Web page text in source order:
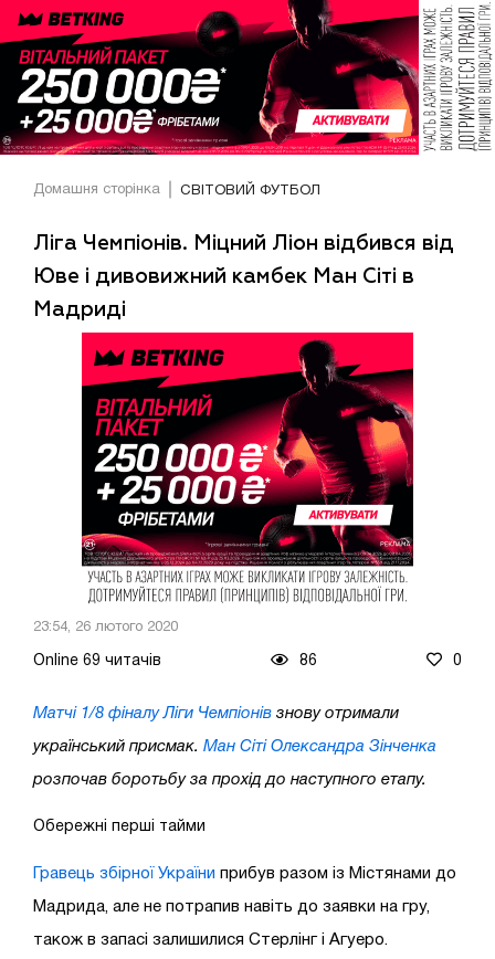
Домашня сторінка СВІТОВИЙ ФУТБОЛ
Ліга Чемпіонів. Міцний Ліон відбився від
Юве і дивовижний камбек Ман Сіті в
Мадриді
23:54, 26 лютого 2020
Online 69 читачів 86 0
Матчі 1/8 фіналу Ліги Чемпіонів знову отримали
український присмак. Ман Сіті Олександра Зінченка
розпочав боротьбу за прохід до наступного етапу.
Обережні перші тайми
Гравець збірної України прибув разом із Містянами до
Мадрида, але не потрапив навіть до заявки на гру,
також в запасі залишилися Стерлінг і Агуеро.